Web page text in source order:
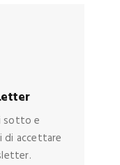
sotto e
di accettare